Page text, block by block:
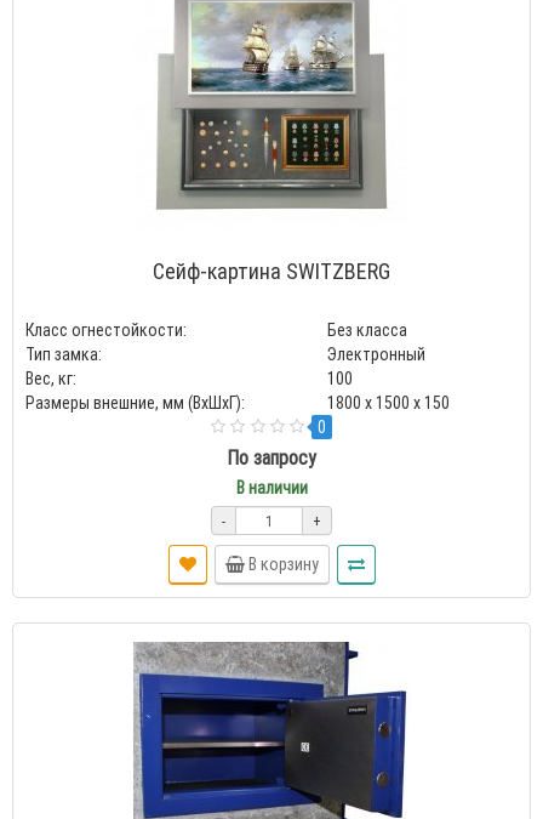
Сейф-картина SWITZBERG
Класс огнестойкости:
Без класса
Тип замка:
Электронный
Вес, кг:
100
Размеры внешние, мм (ВхШхГ):
1800 x 1500 x 150
0
По запросу
В наличии
- +
В корзину